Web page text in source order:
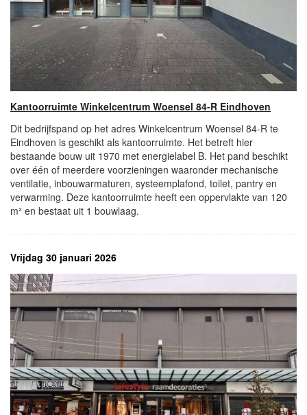
Kantoorruimte Winkelcentrum Woensel 84-R Eindhoven
Dit bedrijfspand op het adres Winkelcentrum Woensel 84-R te
Eindhoven is geschikt als kantoorruimte. Het betreft hier
bestaande bouw uit 1970 met energielabel B. Het pand beschikt
over één of meerdere voorzieningen waaronder mechanische
ventilatie, inbouwarmaturen, systeemplafond, toilet, pantry en
verwarming. Deze kantoorruimte heeft een oppervlakte van 120
m² en bestaat uit 1 bouwlaag.
Vrijdag 30 januari 2026